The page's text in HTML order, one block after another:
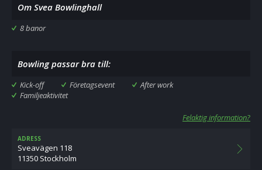
Om Svea Bowlinghall
8 banor
Bowling passar bra till:
Kick-off Företagsevent
After work
Familjeaktivitet
Felaktig information?
ADRESS
Sveavägen 118
11350 Stockholm